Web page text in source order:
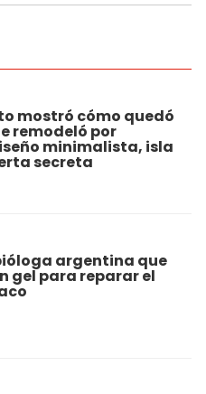
mostró cómo quedó
remodeló por
minimalista, isla
secreta
argentina que
gel para reparar el